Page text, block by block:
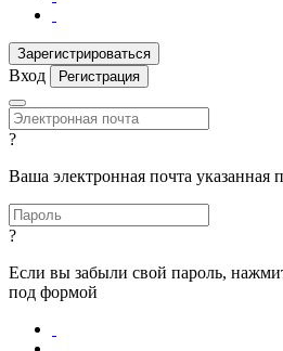
Вход Регистрация
?
Ваша электронная почта указанная
?
Если вы забыли свой пароль,
под формой